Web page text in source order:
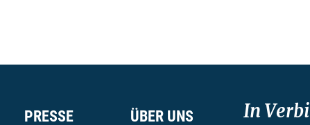
PRESSE ÜBER UNS In